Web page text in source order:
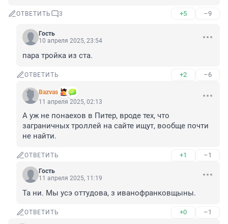
ОТВЕТИТЬ 3 +5 –9
Гость
10 апреля 2025, 23:54
пара тройка из ста.
ОТВЕТИТЬ +2 –6
Bazvas
11 апреля 2025, 02:13
А уж не понаехов в Питер, вроде тех, что
заграничных троллей на сайте ищут, вообще почти
не найти.
ОТВЕТИТЬ +1 –1
Гость
11 апреля 2025, 11:19
Та ни. Мы усэ оттудова, з иванофранковщыны.
ОТВЕТИТЬ +0 –1